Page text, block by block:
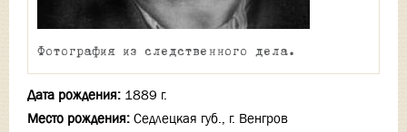
Фотография из следственного дела.
Дата рождения: 1889 г.
Место рождения: Седлецкая губ., г. Венгров